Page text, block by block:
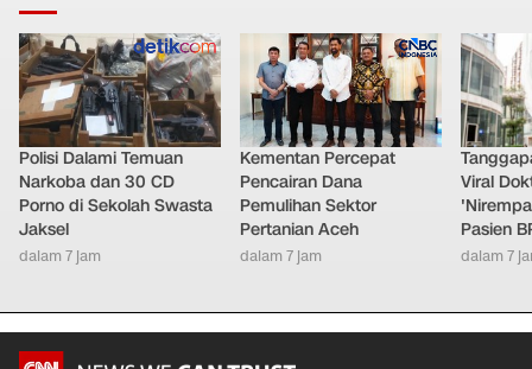
Polisi Dalami Temuan
Narkoba dan 30 CD
Porno di Sekolah Swasta
Jaksel
dalam 7 jam
Kementan Percepat
Pencairan Dana
Pemulihan Sektor
Pertanian Aceh
dalam 7 jam
Viral
Pasien
dalam 7